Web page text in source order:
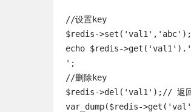
//设置key
$redis->set('val1','abc');
echo $redis->get('val1').'
';
//删除key
$redis->del('val1');// 返回
var_dump($redis-